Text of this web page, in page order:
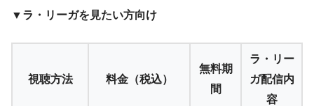
▼ラ・リーガを見たい方向け
視聴方法 料金（税込）
無料期
間
ラ・リー
ガ配信内
容